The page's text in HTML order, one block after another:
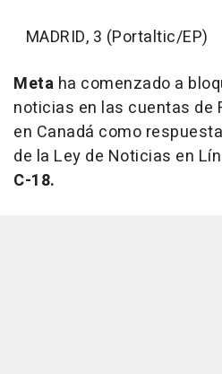
MADRID, 3 (Portaltic/EP)
Meta ha comenzado a
noticias en las cuentas de
en Canadá como
de la Ley de Noticias en
C-18.